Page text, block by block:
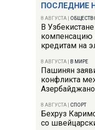
ПОСЛЕДНИЕ
8 АВГУСТА
В
компенсацию
кредитам на
8 АВГУСТА В МИРЕ
Пашинян
конфликта
8 АВГУСТА СПОРТ
Бехруз
со